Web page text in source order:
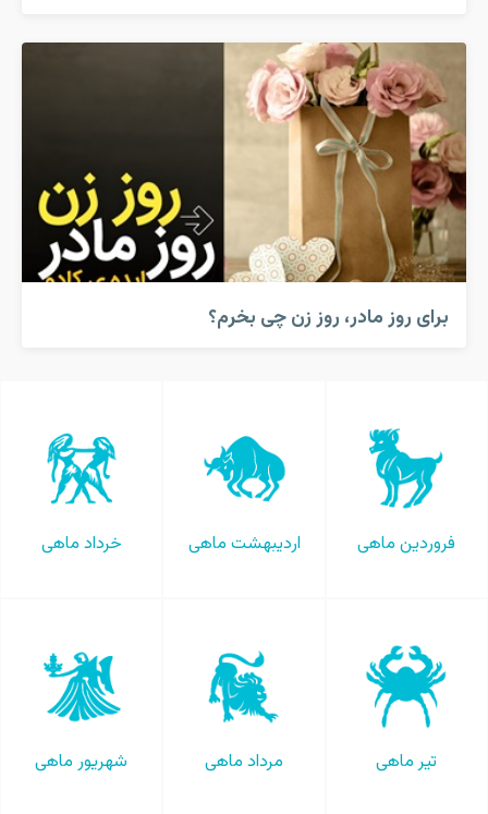
برای روز مادر، روز زن چی بخرم؟
فروردین ماهی اردیبهشت ماهی خرداد ماهی
تیر ماهی مرداد ماهی شهریور ماهی